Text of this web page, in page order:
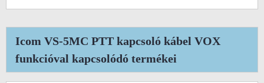
Icom VS-5MC PTT kapcsoló kábel VOX
funkcióval kapcsolódó termékei